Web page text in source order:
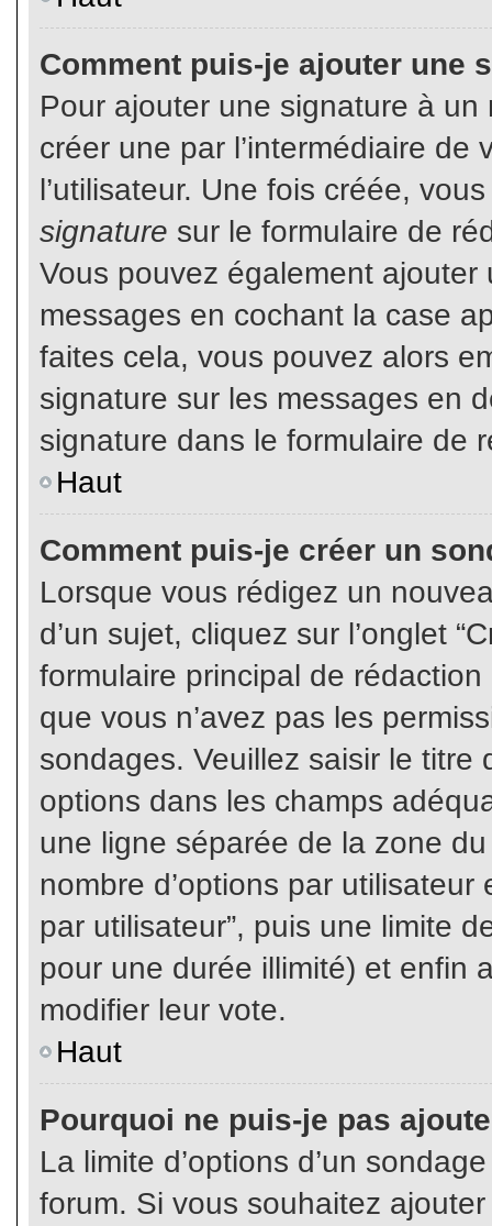
Comment puis-je ajouter une
Pour ajouter une signature à un
créer une par l’intermédiaire
l’utilisateur. Une fois créée,
signature sur le formulaire de
Vous pouvez également
messages en cochant la case
faites cela, vous pouvez alors
signature sur les messages en
signature dans le formulaire de
Haut
Comment puis-je créer un
Lorsque vous rédigez un
d’un sujet, cliquez sur l’onglet
formulaire principal de
que vous n’avez pas les
sondages. Veuillez saisir le
options dans les champs
une ligne séparée de la zone
nombre d’options par
par utilisateur”, puis une limite
pour une durée illimité) et enfin
modifier leur vote.
Haut
Pourquoi ne puis-je pas
La limite d’options d’un
forum. Si vous souhaitez